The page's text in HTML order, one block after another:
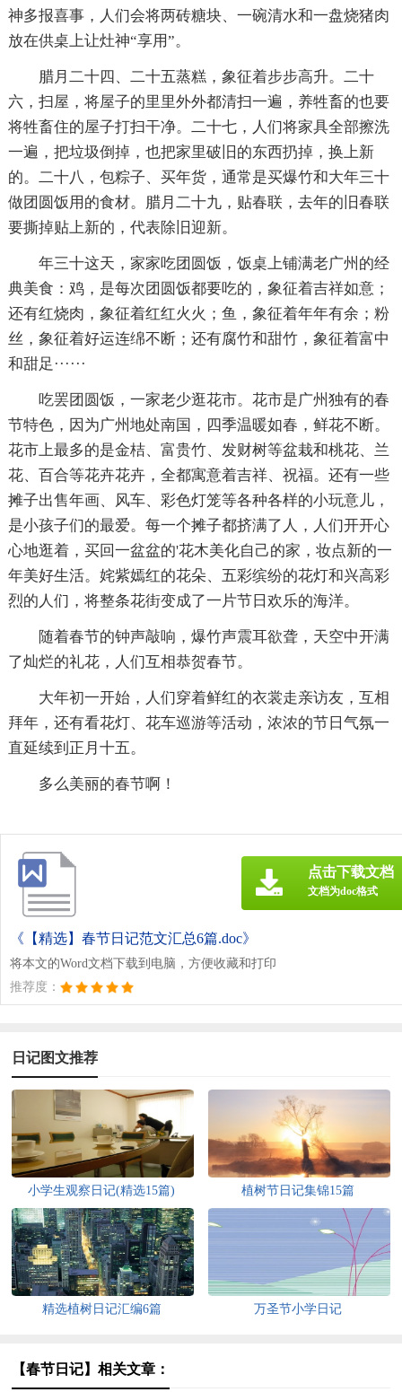
神多报喜事，人们会将两砖糖块、一碗清水和一盘烧猪肉
放在供桌上让灶神“享用”。
腊月二十四、二十五蒸糕，象征着步步高升。二十
六，扫屋，将屋子的里里外外都清扫一遍，养牲畜的也要
将牲畜住的屋子打扫干净。二十七，人们将家具全部擦洗
一遍，把垃圾倒掉，也把家里破旧的东西扔掉，换上新
的。二十八，包粽子、买年货，通常是买爆竹和大年三十
做团圆饭用的食材。腊月二十九，贴春联，去年的旧春联
要撕掉贴上新的，代表除旧迎新。
年三十这天，家家吃团圆饭，饭桌上铺满老广州的经
典美食：鸡，是每次团圆饭都要吃的，象征着吉祥如意；
还有红烧肉，象征着红红火火；鱼，象征着年年有余；粉
丝，象征着好运连绵不断；还有腐竹和甜竹，象征着富中
和甜足······
吃罢团圆饭，一家老少逛花市。花市是广州独有的春
节特色，因为广州地处南国，四季温暖如春，鲜花不断。
花市上最多的是金桔、富贵竹、发财树等盆栽和桃花、兰
花、百合等花卉花卉，全都寓意着吉祥、祝福。还有一些
摊子出售年画、风车、彩色灯笼等各种各样的小玩意儿，
是小孩子们的最爱。每一个摊子都挤满了人，人们开开心
心地逛着，买回一盆盆的'花木美化自己的家，妆点新的一
年美好生活。姹紫嫣红的花朵、五彩缤纷的花灯和兴高彩
烈的人们，将整条花街变成了一片节日欢乐的海洋。
随着春节的钟声敲响，爆竹声震耳欲聋，天空中开满
了灿烂的礼花，人们互相恭贺春节。
大年初一开始，人们穿着鲜红的衣裳走亲访友，互相
拜年，还有看花灯、花车巡游等活动，浓浓的节日气氛一
直延续到正月十五。
多么美丽的春节啊！
《【精选】春节日记范文汇总6篇.doc》
将本文的Word文档下载到电脑，方便收藏和打印
推荐度：
点击下载文档
文档为doc格式
日记图文推荐
小学生观察日记(精选15篇) 植树节日记集锦15篇
精选植树日记汇编6篇 万圣节小学日记
【春节日记】相关文章：